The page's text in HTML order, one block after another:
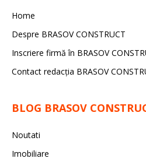
Home
Despre BRASOV CONSTRUCT
Inscriere firmă în BRASOV
Contact redacţia BRASOV
BLOG BRASOV
Noutati
Imobiliare